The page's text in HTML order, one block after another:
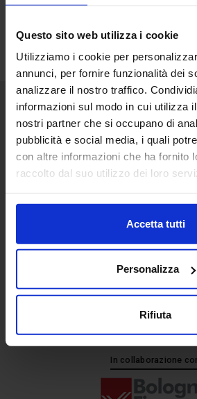
Questo sito web utilizza i cookie
Utilizziamo i cookie per
annunci, per fornire funzionalità dei
analizzare il nostro traffico.
informazioni sul modo in cui utilizza
nostri partner che si occupano di
pubblicità e social media, i quali
con altre informazioni che ha fornito
raccolto dal suo utilizzo dei loro
Accetta tutti
Personalizza
Rifiuta
Senaf srl
+ 39 051.325511
+ 39 02.332039460
In collaborazione